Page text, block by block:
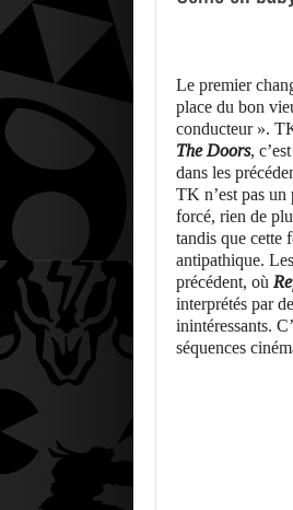
Le premier
place du bon
conducteur ».
The Doors,
dans les
TK n’est pas un
forcé, rien de
tandis que cette
antipathique.
précédent, où
interprétés par
inintéressants.
séquences